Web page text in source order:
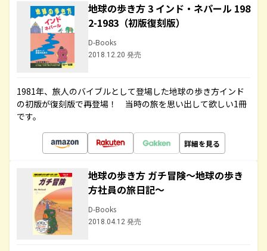
地球の歩き方 3 インド・ネパール 198
2-1983（初版復刻版）
D-Books
2018.12.20 発売
1981年、旅人のバイブルとして登場した地球の歩き方インド
の初版が復刻版で再登場！ 当時の旅を思い出して欲しい1冊
です。
詳細を見る
地球の歩き方 ガチ冒険～地球の歩き
方社員の旅日記～
D-Books
2018.04.12 発売